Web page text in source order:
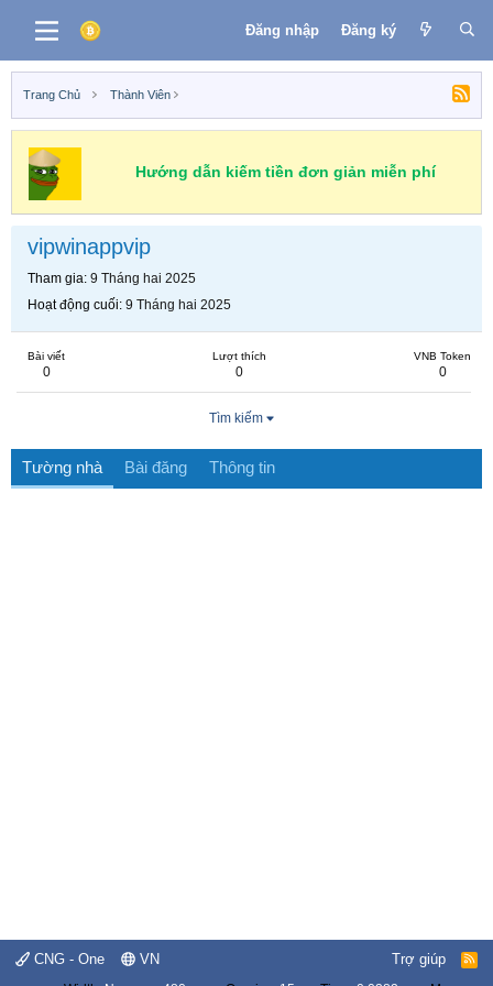
Đăng nhập Đăng ký
Trang Chủ Thành Viên
Hướng dẫn kiếm tiền đơn giản miễn phí
vipwinappvip
Tham gia 9 Tháng hai 2025
Hoạt động cuối 9 Tháng hai 2025
Bài viết
0
Lượt thích
0
VNB Token
0
Tìm kiếm
Tường nhà Bài đăng Thông tin
CNG - One VN Trợ giúp
R